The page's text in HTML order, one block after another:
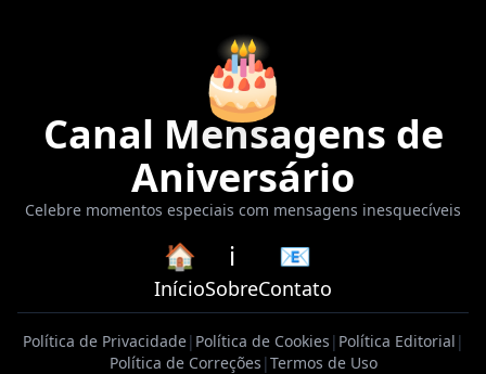
🎂
Canal Mensagens de
Aniversário
Celebre momentos especiais com mensagens inesquecíveis
🏠
Início
ℹ️
Sobre
📧
Contato
Política de Privacidade| Política de Cookies | Política Editorial |
Política de Correções |Termos de Uso